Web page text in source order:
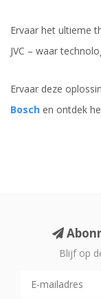
Ervaar het ultieme
JVC – waar
Ervaar deze
Bosch en ontdek
Blijf op